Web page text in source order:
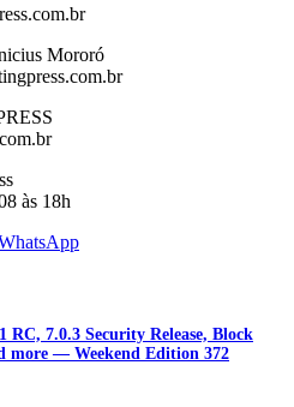
Mororó
às 18h
RC, 7.0.3 Security Release, Block
more — Weekend Edition 372